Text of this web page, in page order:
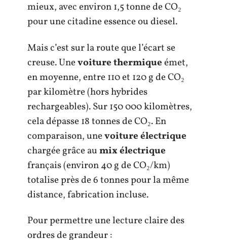
mieux, avec environ 1,5 tonne de CO₂
pour une citadine essence ou diesel.
Mais c’est sur la route que l’écart se
creuse. Unevoiture thermiqueémet,
en moyenne, entre 110 et 120 g de CO₂
par kilomètre (hors hybrides
rechargeables). Sur 150 000 kilomètres,
cela dépasse 18 tonnes de CO₂. En
comparaison, unevoiture électrique
chargée grâce aumix électrique
français (environ 40 g de CO₂/km)
totalise près de 6 tonnes pour la même
distance, fabrication incluse.
Pour permettre une lecture claire des
ordres de grandeur :